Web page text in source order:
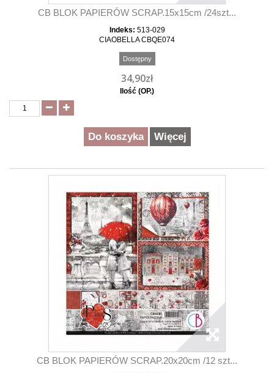
CB BLOK PAPIERÓW SCRAP.15x15cm /24szt...
Indeks: 513-029
CIAOBELLA CBQE074
Dostępny
34,90zł
Ilość (OP.)
Do koszyka Więcej
CB BLOK PAPIERÓW SCRAP.20x20cm /12 szt...